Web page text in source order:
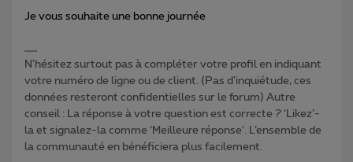
Je vous souhaite une bonne journée
N'hésitez surtout pas à compléter votre profil en indiquant
votre numéro de ligne ou de client. (Pas d'inquiétude, ces
données resteront confidentielles sur le forum) Autre
conseil : La réponse à votre question est correcte ? ‘Likez’-
la et signalez-la comme ‘Meilleure réponse’. L’ensemble de
la communauté en bénéficiera plus facilement.